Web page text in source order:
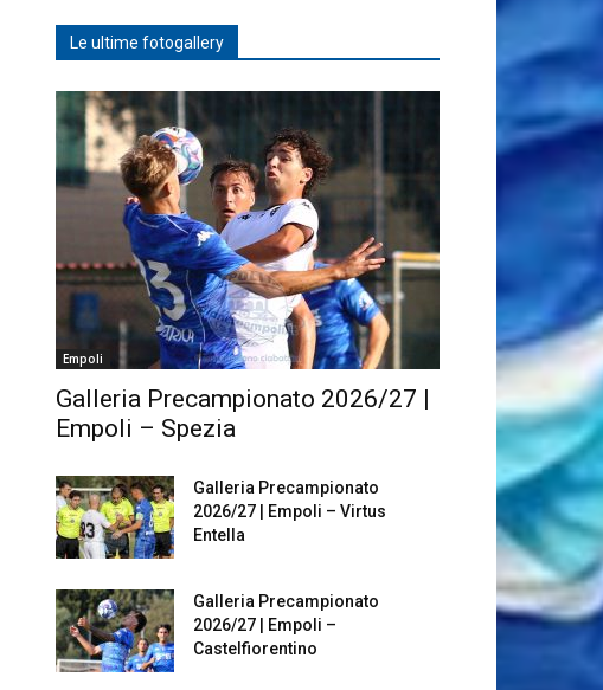
Le ultime fotogallery
Empoli
Galleria Precampionato 2026/27 |
Empoli – Spezia
Galleria Precampionato
2026/27 | Empoli – Virtus
Entella
Galleria Precampionato
2026/27 | Empoli –
Castelfiorentino